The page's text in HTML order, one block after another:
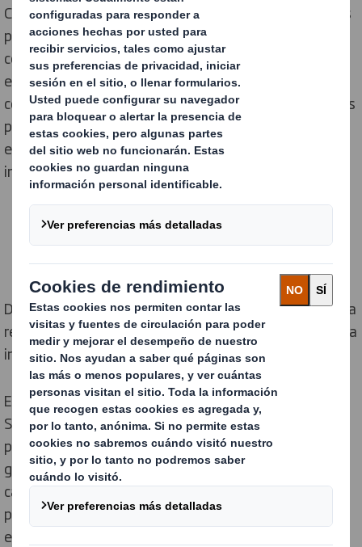
Conoce nuestras soluciones innovadoras y sostenibles
para botellas y bricks, tanto para sorprender a los
consumidores en los envíos online como para destacar
en los lineales, en Enomaq 2025. Durante el evento
compartiremos nuestras últimas novedades diseñadas
para optimizar la cadena de suministro, mejorar la
eficiencia, reforzar la imagen de marca y reducir el
impacto ambiental.
Del 11 al 13 de febrero estaremos en Enomaq, una feria
referente a nivel internacional y un espacio clave para la
innovación y sostenibilidad en el sector vitivinícola.
En nuestro stand, situado en el pabellón 8, Calle A-B,
Stand 9-12, podrás descubrir nuestras soluciones de
packaging para botellas y bricks, diseñadas para
garantizar la máxima seguridad en cada etapa de la
cadena de suministro, ya sea para exhibición en el
punto de venta, para envíos a domicilio e, incluso, para
exportaciones.